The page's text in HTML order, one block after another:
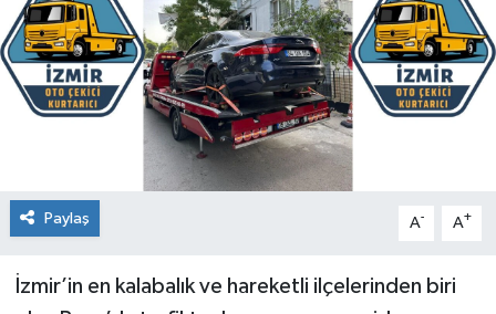
Paylaş A- A+
İzmir’in en kalabalık ve hareketli ilçelerinden biri